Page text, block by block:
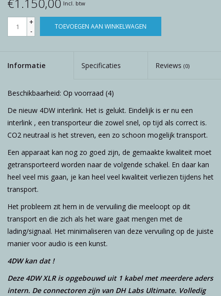
€1.150,00 Incl. btw
+
-
TOEVOEGEN AAN WINKELWAGEN
Informatie Specificaties Reviews (0)
Beschikbaarheid: Op voorraad (4)
De nieuw 4DW interlink. Het is gelukt. Eindelijk is er nu een
interlink , een transporteur die zowel snel, op tijd als correct is.
CO2 neutraal is het streven, een zo schoon mogelijk transport.
Een apparaat kan nog zo goed zijn, de gemaakte kwaliteit moet
getransporteerd worden naar de volgende schakel. En daar kan
heel veel mis gaan, je kan heel veel kwaliteit verliezen tijdens het
transport.
Het probleem zit hem in de vervuiling die meeloopt op dit
transport en die zich als het ware gaat mengen met de
lading/signaal. Het minimaliseren van deze vervuiling op de juiste
manier voor audio is een kunst.
4DW kan dat !
Deze 4DW XLR is opgebouwd uit 1 kabel met meerdere aders
intern. De connectoren zijn van DH Labs Ultimate. Volledig